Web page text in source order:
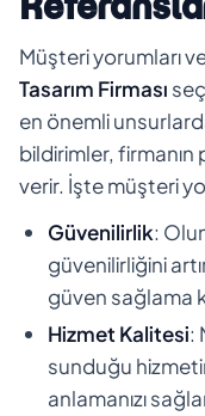
Müşteri yorumları
Tasarım Firması
en önemli
bildirimler,
verir. İşte müşteri
Güvenilirlik:
güvenilirliğini
güven sağlama
Hizmet Kalitesi:
sunduğu
anlamanızı